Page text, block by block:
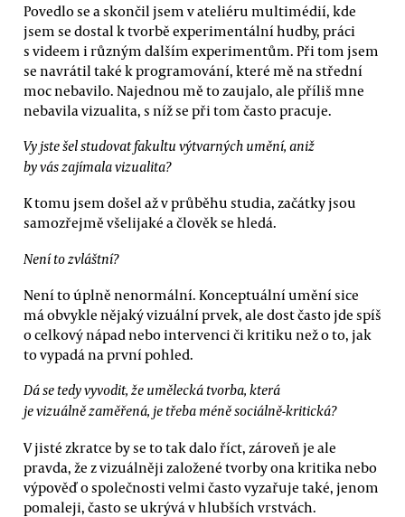
Povedlo se a skončil jsem v ateliéru multimédií, kde
jsem se dostal k tvorbě experimentální hudby, práci
s videem i různým dalším experimentům. Při tom jsem
se navrátil také k programování, které mě na střední
moc nebavilo. Najednou mě to zaujalo, ale příliš mne
nebavila vizualita, s níž se při tom často pracuje.
Vy jste šel studovat fakultu výtvarných umění, aniž
by vás zajímala vizualita?
K tomu jsem došel až v průběhu studia, začátky jsou
samozřejmě všelijaké a člověk se hledá.
Není to zvláštní?
Není to úplně nenormální. Konceptuální umění sice
má obvykle nějaký vizuální prvek, ale dost často jde spíš
o celkový nápad nebo intervenci či kritiku než o to, jak
to vypadá na první pohled.
Dá se tedy vyvodit, že umělecká tvorba, která
je vizuálně zaměřená, je třeba méně sociálně-kritická?
V jisté zkratce by se to tak dalo říct, zároveň je ale
pravda, že z vizuálněji založené tvorby ona kritika nebo
výpověď o společnosti velmi často vyzařuje také, jenom
pomaleji, často se ukrývá v hlubších vrstvách.